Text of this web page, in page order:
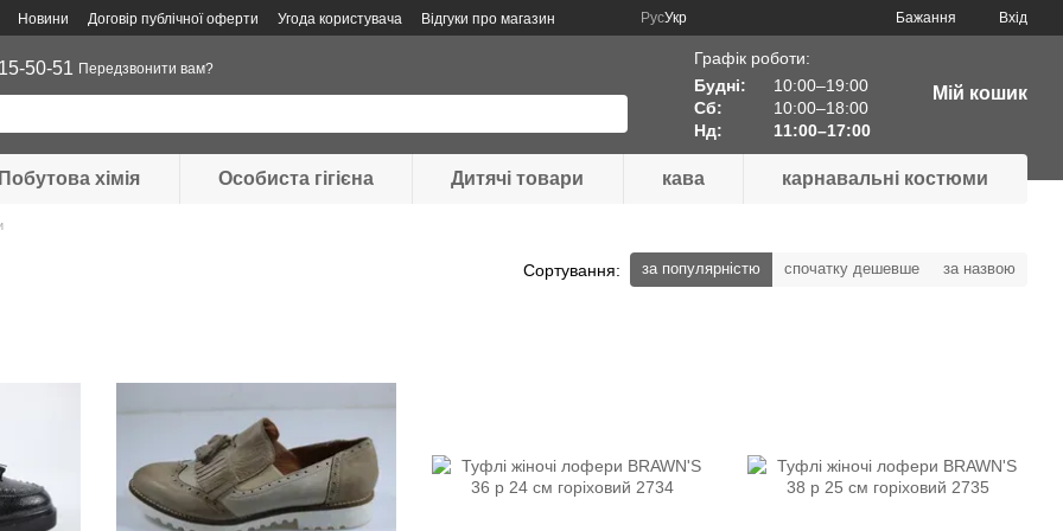
Новини Договір публічної оферти Угода користувача Відгуки про магазин РусУкр Бажання Вхід
50-51 Передзвонити вам?
Графік роботи:
Будні:
10:00–19:00
Сб:
10:00–18:00
Нд:
11:00–17:00
Мій кошик
Побутова хімія Особиста гігієна Дитячі товари кава карнавальні костюми
Сортування: за популярністю спочатку дешевше за назвою